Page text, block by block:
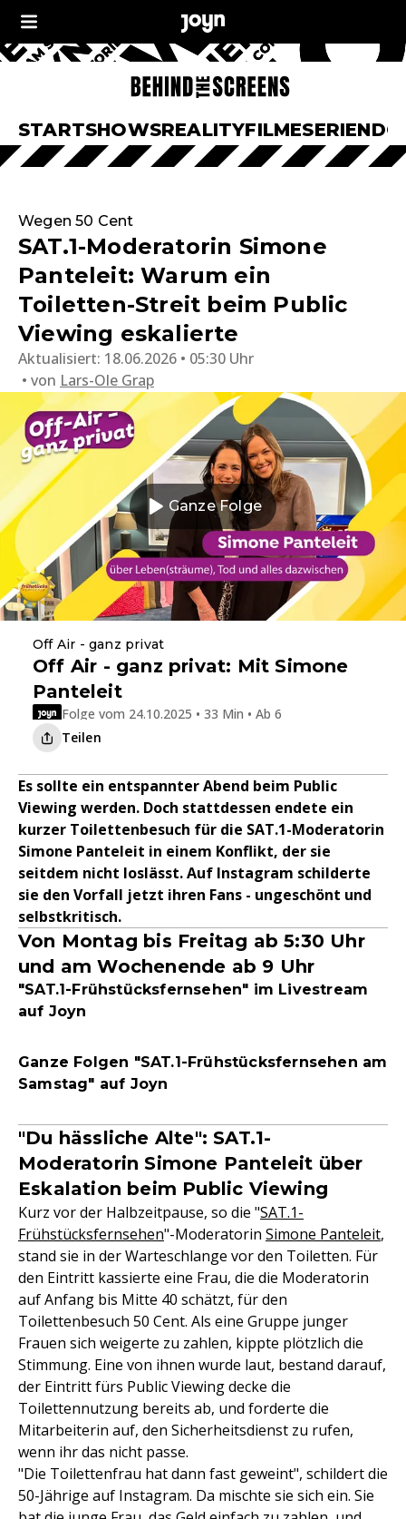
STARTSHOWSREALITYFILMESERIEN
Wegen 50 Cent
SAT.1-Moderatorin Simone
Panteleit: Warum ein
Toiletten-Streit beim Public
Viewing eskalierte
Aktualisiert: 18.06.2026 • 05:30 Uhr
von Lars-Ole Grap
Ganze Folge
Off Air - ganz privat
Off Air - ganz privat: Mit Simone
Panteleit
Folge vom 24.10.2025 • 33 Min • Ab 6
Teilen
Es sollte ein entspannter Abend beim Public
Viewing werden. Doch stattdessen endete ein
kurzer Toilettenbesuch für die SAT.1-Moderatorin
Simone Panteleit in einem Konflikt, der sie
seitdem nicht loslässt. Auf Instagram schilderte
sie den Vorfall jetzt ihren Fans - ungeschönt und
selbstkritisch.
Von Montag bis Freitag ab 5:30 Uhr
und am Wochenende ab 9 Uhr
"SAT.1-Frühstücksfernsehen" im Livestream
auf Joyn
Ganze Folgen "SAT.1-Frühstücksfernsehen am
Samstag" auf Joyn
"Du hässliche Alte": SAT.1-
Moderatorin Simone Panteleit über
Eskalation beim Public Viewing
Kurz vor der Halbzeitpause, so die "SAT.1-
Frühstücksfernsehen"-Moderatorin Simone Panteleit,
stand sie in der Warteschlange vor den Toiletten. Für
den Eintritt kassierte eine Frau, die die Moderatorin
auf Anfang bis Mitte 40 schätzt, für den
Toilettenbesuch 50 Cent. Als eine Gruppe junger
Frauen sich weigerte zu zahlen, kippte plötzlich die
Stimmung. Eine von ihnen wurde laut, bestand darauf,
der Eintritt fürs Public Viewing decke die
Toilettennutzung bereits ab, und forderte die
Mitarbeiterin auf, den Sicherheitsdienst zu rufen,
wenn ihr das nicht passe.
"Die Toilettenfrau hat dann fast geweint", schildert die
50-Jährige auf Instagram. Da mischte sie sich ein. Sie